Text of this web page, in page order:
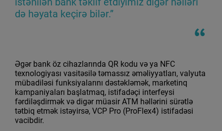
də həyata keçirə bilər.”
Əgər bank öz cihazlarında QR kodu və ya NFC
texnologiyası vasitəsilə təmassız əməliyyatları, valyuta
mübadiləsi funksiyalarını dəstəkləmək, marketinq
kampaniyaları başlatmaq, istifadəçi interfeysi
fərdiləşdirmək və digər müasir ATM həllərini sürətlə
tətbiq etmək istəyirsə, VCP Pro (ProFlex4) istifadəsi
vacibdir.